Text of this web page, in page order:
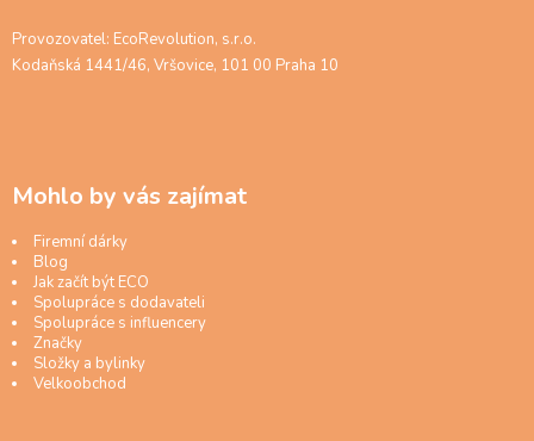
Provozovatel: EcoRevolution, s.r.o.
Kodaňská 1441/46, Vršovice, 101 00 Praha 10
Mohlo by vás zajímat
Firemní dárky
Blog
Jak začít být ECO
Spolupráce s dodavateli
Spolupráce s influencery
Značky
Složky a bylinky
Velkoobchod